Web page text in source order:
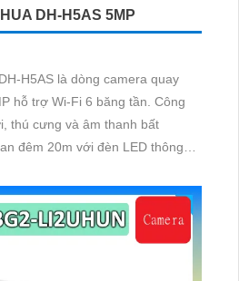
DH-H5AS 5MP
H5AS là dòng camera quay
hỗ trợ Wi-Fi 6 băng tần. Công
thú cưng và âm thanh bất
đêm 20m với đèn LED thông